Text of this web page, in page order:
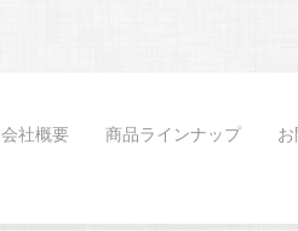
会社概要 商品ラインナップ お